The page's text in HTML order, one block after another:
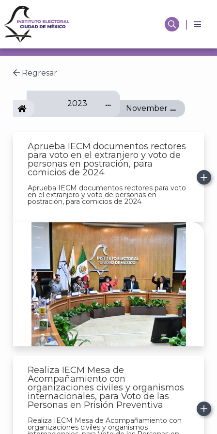
Regresar
2023
November
Aprueba IECM documentos rectores
para voto en el extranjero y voto de
personas en postración, para
comicios de 2024
Aprueba IECM documentos rectores para voto
en el extranjero y voto de personas en
postración, para comicios de 2024
Realiza IECM Mesa de
Acompañamiento con
organizaciones civiles y organismos
internacionales, para Voto de las
Personas en Prisión Preventiva
Realiza IECM Mesa de Acompañamiento con
organizaciones civiles y organismos